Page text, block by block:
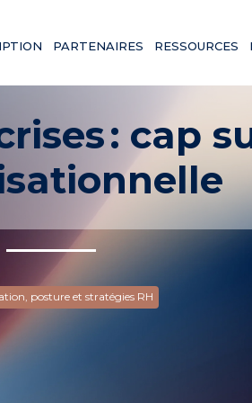
PARTENAIRES RESSOURCES
: cap
posture et stratégies RH